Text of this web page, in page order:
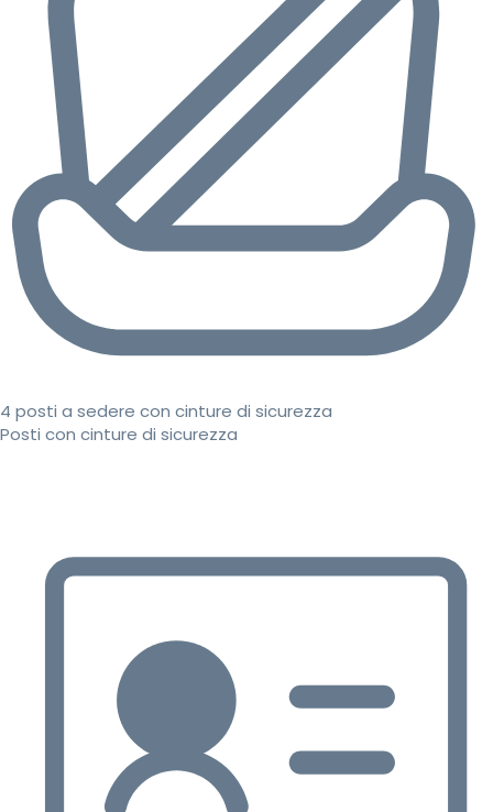
4 posti a sedere con cinture di sicurezza
Posti con cinture di sicurezza